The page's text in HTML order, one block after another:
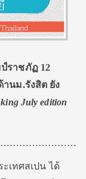
ราชภัฏ 12
นม.รังสิต ยัง
July edition
ะเทศสเปน ได้